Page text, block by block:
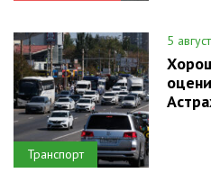
Транспорт
5